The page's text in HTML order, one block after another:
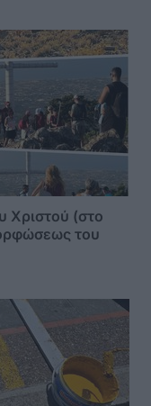
Χριστού (στο
του